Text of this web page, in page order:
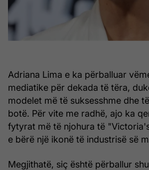
Adriana Lima e ka përballuar
mediatike për dekada të tëra,
modelet më të suksesshme dhe
botë. Për vite me radhë, ajo ka
fytyrat më të njohura të
e bërë një ikonë të industrisë së
Megjithatë, siç është përballur